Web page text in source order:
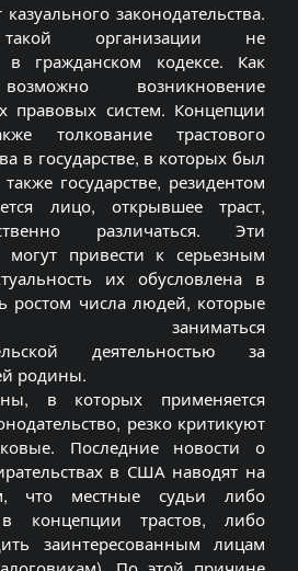
законодательства.
организации не
в гражданском кодексе. Как
возникновение
правовых систем. Концепции
толкование трастового
в государстве, в которых был
государстве, резидентом
лицо, открывшее траст,
различаться. Эти
могут привести к серьезным
их обусловлена в
ростом числа людей, которые
заниматься
деятельностью за
родины.
в которых применяется
резко критикуют
Последние новости о
в США наводят на
что местные судьи либо
концепции трастов, либо
заинтересованным лицам